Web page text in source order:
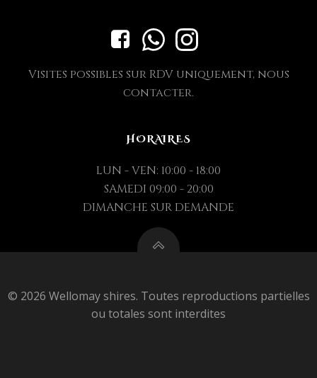
Visites possibles sur RDV uniquement, nous
contacter.
HORAIRES
LUN - VEN: 10:00 - 18:00
SAMEDI 09:00 - 20:00
DIMANCHE SUR DEMANDE
© 2026 Wellomay shires. Toutes reproductions partielles
ou totales sont interdites